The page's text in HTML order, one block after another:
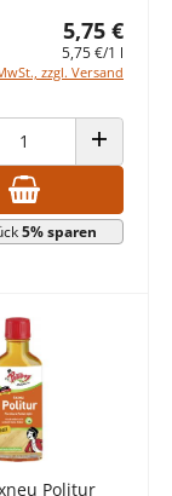
5,75 €
5,75 €/1 l
zzgl. Versand
ANZAHL
5% sparen
Politur